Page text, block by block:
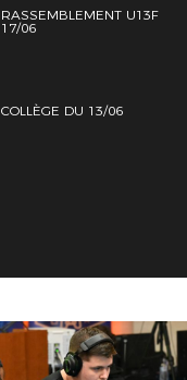
RASSEMBLEMENT U13F
17/06
COLLÈGE DU 13/06